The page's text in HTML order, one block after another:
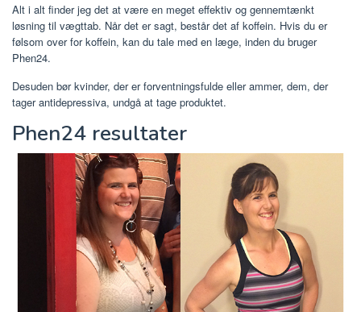
Alt i alt finder jeg det at være en meget effektiv og gennemtænkt
løsning til vægttab. Når det er sagt, består det af koffein. Hvis du er
følsom over for koffein, kan du tale med en læge, inden du bruger
Phen24.
Desuden bør kvinder, der er forventningsfulde eller ammer, dem, der
tager antidepressiva, undgå at tage produktet.
Phen24 resultater